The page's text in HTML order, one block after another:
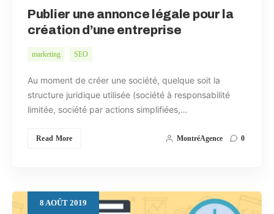
Publier une annonce légale pour la
création d’une entreprise
marketing SEO
Au moment de créer une société, quelque soit la
structure juridique utilisée (société à responsabilité
limitée, société par actions simplifiées,…
Read More MontréAgence 0
8 AOÛT 2019